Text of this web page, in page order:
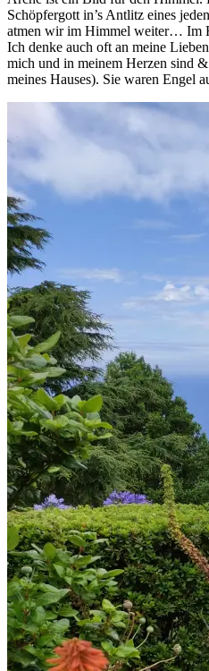
Schöpfergott in’s Antlitz eines
atmen wir im Himmel weiter… Im
Ich denke auch oft an meine
mich und in meinem Herzen sind
meines Hauses). Sie waren Engel